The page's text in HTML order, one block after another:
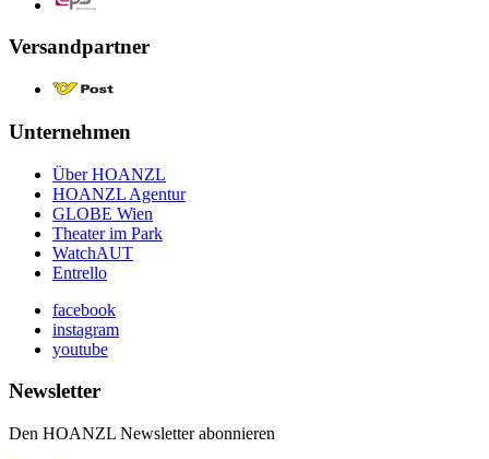
Versandpartner
Unternehmen
Über HOANZL
HOANZL Agentur
GLOBE Wien
Theater im Park
WatchAUT
Entrello
facebook
instagram
youtube
Newsletter
Den HOANZL Newsletter abonnieren